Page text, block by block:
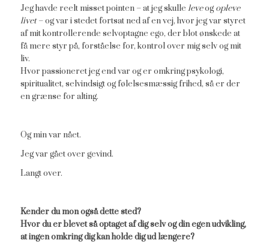
Jeg havde reelt misset pointen – at jeg skulle leveogopleve
livet– og var i stedet fortsat ned af en vej, hvor jeg var styret
af mit kontrollerende selvoptagne ego, der blot ønskede at
få mere styr på, forståelse for, kontrol over mig selv og mit
liv.
Hvor passioneret jeg end var og er omkring psykologi,
spiritualitet, selvindsigt og følelsesmæssig frihed, så er der
en grænse for alting.
Og min var nået.
Jeg var gået over gevind.
Langt over.
Kender du mon også dette sted?
Hvor du er blevet så optaget af dig selv og din egen udvikling,
at ingen omkring dig kan holde dig ud længere?